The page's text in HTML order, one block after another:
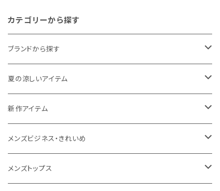
カテゴリーから探す
ブランドから探す
THE NORTH FACE
NANGA
1PIU1UGUALE3 RELAX
go slow caravan
夏の涼しいアイテム
メンズ
レディース
新作アイテム
メンズ
レディース
メンズビジネス・きれいめ
スーツ
メンズトップス